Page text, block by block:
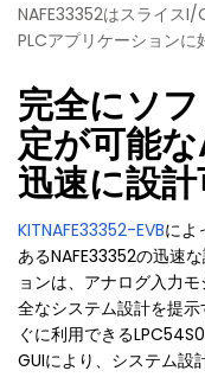
NAFE33352はスライス
PLCアプリケーションに
完全にソ
定が可能
迅速に設
KITNAFE33352-EVBによ
あるNAFE33352の迅速
ョンは、アナログ入力
全なシステム設計を提
ぐに利用できる
GUIにより、システム設